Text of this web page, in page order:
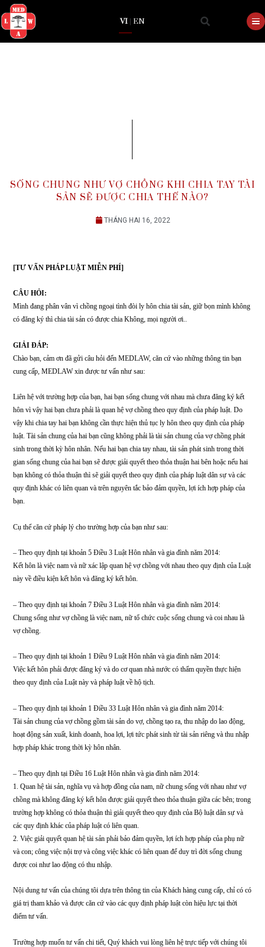
VI
SẢN SẼ ĐƯỢC CHIA THẾ NÀO?
[TƯ VẤN PHÁP LUẬT MIỄN PHÍ]
Mình đang phân vân vì chồng ngoại tình đòi ly hôn chia tài sản, giữ bọn mình
có đăng ký thì chia tài sản có được chia Không, mọi người ơi..
GIẢI ĐÁP:
Chào bạn, cảm ơn đã gửi câu hỏi đến MEDLAW, căn cứ vào những thông tin
cung cấp, MEDLAW xin được tư vấn như sau:
Liên hệ với trường hợp của bạn, hai bạn sống chung với nhau mà chưa đăng
hôn vì vậy hai bạn chưa phải là quan hệ vợ chồng theo quy định của pháp
vậy khi chia tay hai bạn không cần thực hiện thủ tục ly hôn theo quy định của
gian sống chung của hai bạn sẽ được giải quyết theo thỏa thuận hai bên hoặc
quy định khác có liên quan và trên nguyên tắc bảo đảm quyền, lợi ích hợp
bạn.
– Theo quy định tại khoản 5 Điều 3 Luật Hôn nhân và gia đình năm 2014:
này về điều kiện kết hôn và đăng ký kết hôn.
– Theo quy định tại khoản 7 Điều 3 Luật Hôn nhân và gia đình năm 2014:
vợ chồng.
– Theo quy định tại khoản 1 Điều 9 Luật Hôn nhân và gia đình năm 2014:
theo quy định của Luật này và pháp luật về hộ tịch.
– Theo quy định tại khoản 1 Điều 33 Luật Hôn nhân và gia đình năm 2014:
Tài sản chung của vợ chồng gồm tài sản do vợ, chồng tạo ra, thu nhập do lao
hoạt động sản xuất, kinh doanh, hoa lợi, lợi tức phát sinh từ tài sản riêng và
hợp pháp khác trong thời kỳ hôn nhân.
1. Quan hệ tài sản, nghĩa vụ và hợp đồng của nam, nữ chung sống với nhau
chồng mà không đăng ký kết hôn được giải quyết theo thỏa thuận giữa các
các quy định khác của pháp luật có liên quan.